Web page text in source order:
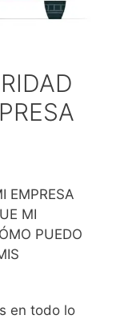
EMPRESA
MI
PUEDO
en todo lo